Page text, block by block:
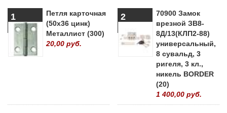
1
Петля карточная
(50х36 цинк)
Металлист (300)
20,00 руб.
2
70900 Замок
врезной ЗВ8-
8Д/13(КЛП2-88)
универсальный,
8 сувальд, 3
ригеля, 3 кл.,
никель BORDER
(20)
1 400,00 руб.